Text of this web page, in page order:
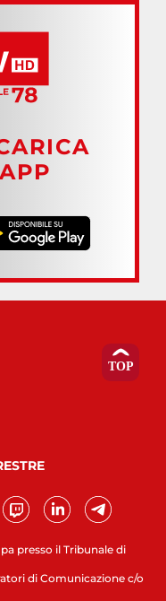
presso il Tribunale di
di Comunicazione c/o